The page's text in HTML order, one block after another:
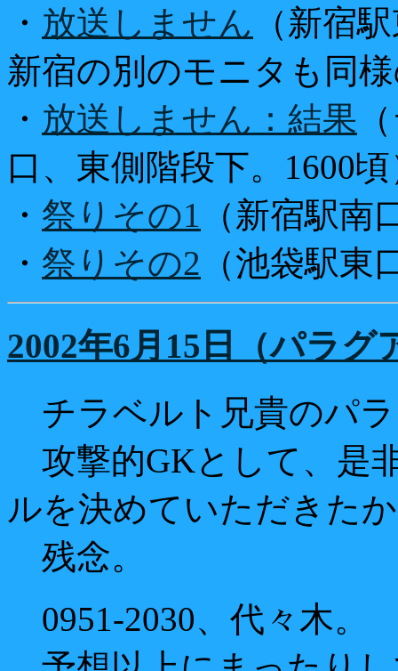
・ 放送しません （新宿
新宿の別のモニタも同
・ 放送しません：結果
口、東側階段下。1600
・ 祭りその1 （新宿駅南
・ 祭りその2 （池袋駅東
2002年6月15日（パラグ
チラベルト兄貴のパ
攻撃的GKとして、是
ルを決めていただきた
残念。
0951-2030、代々木。